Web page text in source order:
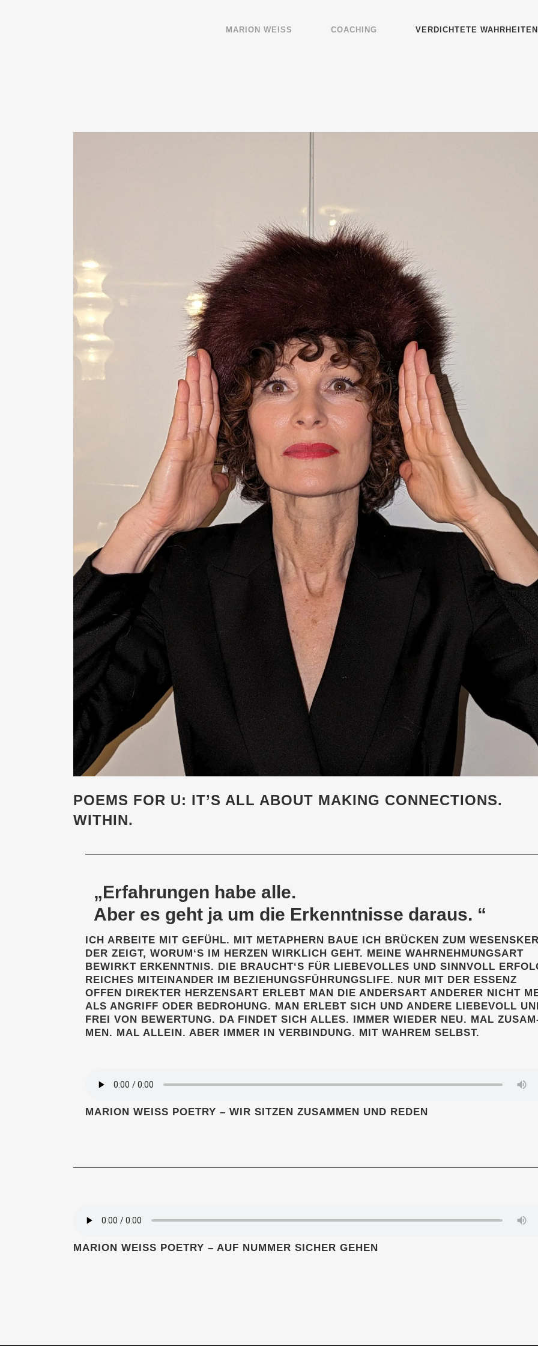
MARI­ON WEISS COA­CHING VER­DICH­TE­TE WAHRHEITEN
POEMS FOR U: IT’S ALL ABOUT MAKING CON­NEC­TIONS.
WITHIN.
„Erfah­run­gen habe alle.
Aber es geht ja um die Erkennt­nis­se daraus. “
ICH ARBEI­TE MIT GEFÜHL. MIT META­PHERN BAUE ICH BRÜ­CKEN ZUM
DER ZEIGT, WORUM‘S IM HER­ZEN WIRK­LICH GEHT. MEI­NE WAHR­NEH­MUNGS­ART
BEWIRKT ERKENNT­NIS. DIE BRAUCHT‘S FÜR LIE­BE­VOL­LES UND SINN­VOLL
REI­CHES MIT­EIN­AN­DER IM BEZIE­HUNGS­FŪH­RUNGS­LI­FE. NUR MIT DER ESSENZ
OFFEN DIREK­TER HER­ZENS­ART ERLEBT MAN DIE ANDERS­ART ANDE­RER NICHT
ALS ANGRIFF ODER BEDRO­HUNG. MAN ERLEBT SICH UND ANDE­RE LIE­BE­VOLL
FREI VON BEWER­TUNG. DA FIN­DET SICH ALLES. IMMER WIE­DER NEU. MAL
MEN. MAL ALLEIN. ABER IMMER IN VER­BIN­DUNG. MIT WAH­REM SELBST.
MARI­ON WEISS POET­RY – WIR SIT­ZEN ZUSAM­MEN UND REDEN
MARI­ON WEISS POET­RY – AUF NUM­MER SICHER GEHEN